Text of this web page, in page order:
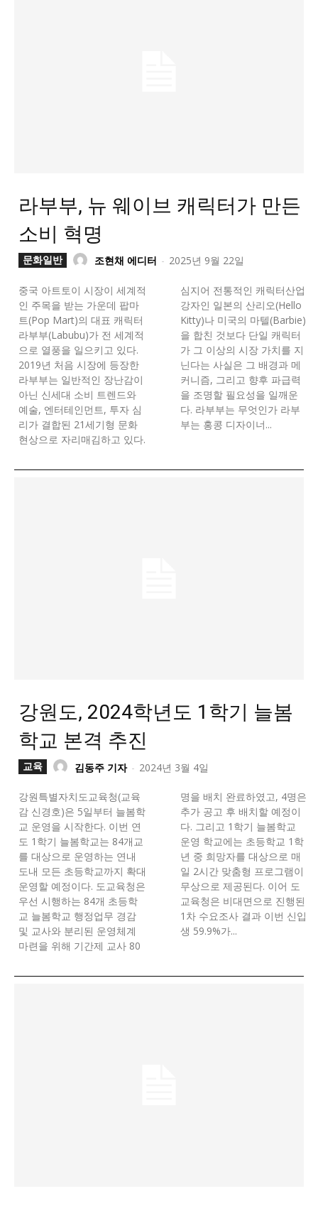
라부부, 뉴 웨이브 캐릭터가 만든
소비 혁명
문화일반 조현채 에디터 - 2025년 9월 22일
중국 아트토이 시장이 세계적
인 주목을 받는 가운데 팝마
트(Pop Mart)의 대표 캐릭터
라부부(Labubu)가 전 세계적
으로 열풍을 일으키고 있다.
2019년 처음 시장에 등장한
라부부는 일반적인 장난감이
아닌 신세대 소비 트렌드와
예술, 엔터테인먼트, 투자 심
리가 결합된 21세기형 문화
현상으로 자리매김하고 있다.
심지어 전통적인 캐릭터산업
강자인 일본의 산리오(Hello
Kitty)나 미국의 마텔(Barbie)
을 합친 것보다 단일 캐릭터
가 그 이상의 시장 가치를 지
닌다는 사실은 그 배경과 메
커니즘, 그리고 향후 파급력
을 조명할 필요성을 일깨운
다. 라부부는 무엇인가 라부
부는 홍콩 디자이너...
강원도, 2024학년도 1학기 늘봄
학교 본격 추진
교육 김동주 기자 - 2024년 3월 4일
강원특별자치도교육청(교육
감 신경호)은 5일부터 늘봄학
교 운영을 시작한다. 이번 연
도 1학기 늘봄학교는 84개교
를 대상으로 운영하는 연내
도내 모든 초등학교까지 확대
운영할 예정이다. 도교육청은
우선 시행하는 84개 초등학
교 늘봄학교 행정업무 경감
및 교사와 분리된 운영체계
마련을 위해 기간제 교사 80
명을 배치 완료하였고, 4명은
추가 공고 후 배치할 예정이
다. 그리고 1학기 늘봄학교
운영 학교에는 초등학교 1학
년 중 희망자를 대상으로 매
일 2시간 맞춤형 프로그램이
무상으로 제공된다. 이어 도
교육청은 비대면으로 진행된
1차 수요조사 결과 이번 신입
생 59.9%가...